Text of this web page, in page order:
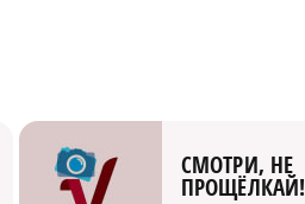
СМОТРИ, НЕ
ПРОЩЁЛКАЙ!